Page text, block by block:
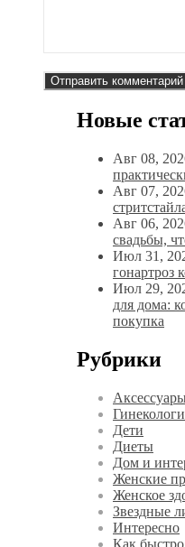
Новые
Авг 08,
Авг 07,
Авг 06,
свадьбы,
Июл 31,
гонартроз
Июл 29,
для дома:
покупка
Рубрики
Дети
Диеты
Дом и
Женские
Женское
Звездные
Интересно
Как быстро